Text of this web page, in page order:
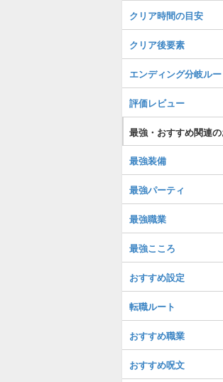
クリア時間の目安
クリア後要素
エンディング分岐ルー
評価レビュー
最強・おすすめ関連
最強装備
最強パーティ
最強職業
最強こころ
おすすめ設定
転職ルート
おすすめ職業
おすすめ呪文